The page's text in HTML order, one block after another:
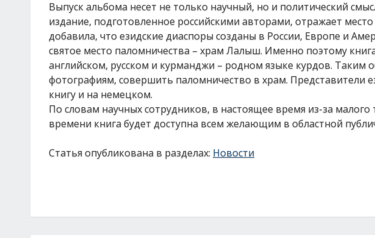
Выпуск альбома несет не только научный, но и политический
издание, подготовленное российскими авторами, отражает
добавила, что езидские диаспоры созданы в России, Европе и
святое место паломничества – храм Лалыш. Именно поэтому
английском, русском и курманджи – родном языке курдов. Таким
фотографиям, совершить паломничество в храм. Представители
книгу и на немецком.
По словам научных сотрудников, в настоящее время из-за
времени книга будет доступна всем желающим в областной
Статья опубликована в разделах: Новости